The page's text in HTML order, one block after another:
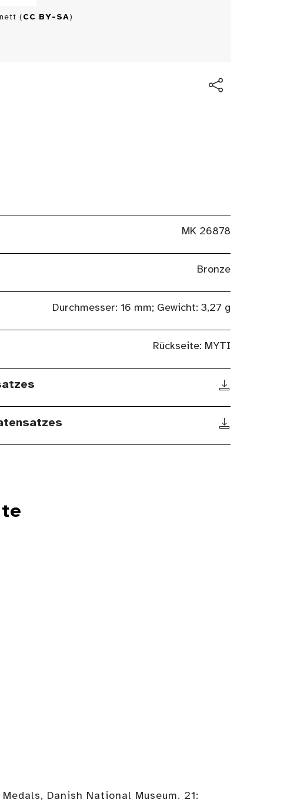
( CC BY-SA)
MK 26878
Bronze
Durchmesser: 16 mm; Gewicht: 3,27 g
Rückseite: MYTI
Danish National Museum. 21: